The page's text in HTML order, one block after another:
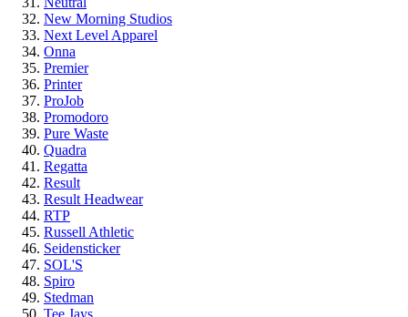
New Morning Studios
Next Level Apparel
Onna
Premier
Printer
ProJob
Promodoro
Pure Waste
Quadra
Regatta
Result
Result Headwear
RTP
Russell Athletic
Seidensticker
SOL'S
Spiro
Stedman
Tee Jays